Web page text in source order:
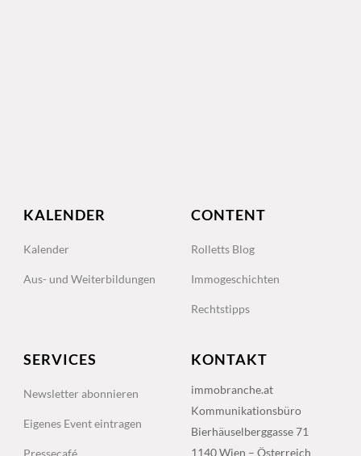
KALENDER
Kalender
Aus- und Weiterbildungen
CONTENT
Rolletts Blog
Immogeschichten
Rechtstipps
SERVICES
Newsletter abonnieren
Eigenes Event eintragen
KONTAKT
immobranche.at
Kommunikationsbüro
Bierhäuselberggasse 71
1140 Wien – Österreich